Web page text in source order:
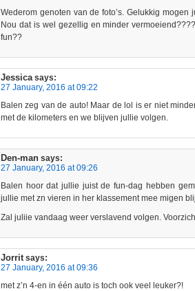
Wederom genoten van de foto’s. Gelukkig mogen
Nou dat is wel gezellig en minder
fun??
Jessica says:
27 January, 2016 at 09:22
Balen zeg van de auto! Maar de lol is er niet
met de kilometers en we blijven jullie volgen.
Den-man says:
27 January, 2016 at 09:26
Balen hoor dat jullie juist de fun-dag hebben
jullie met zn vieren in her klassement mee migen
Zal juliie vandaag weer verslavend volgen.
Jorrit says:
27 January, 2016 at 09:36
met z’n 4-en in één auto is toch ook veel leuker?!